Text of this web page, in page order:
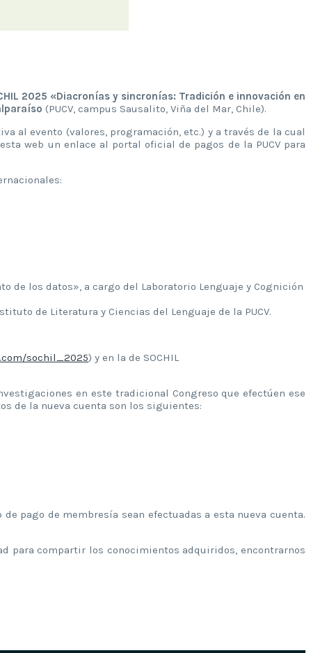
2025 «Diacronías y sincronías: Tradición e innovación en
(PUCV, campus Sausalito, Viña del Mar, Chile).
al evento (valores, programación, etc.) y a través de la cual
web un enlace al portal oficial de pagos de la PUCV para
de los datos», a cargo del Laboratorio Lenguaje y Cognición
de Literatura y Ciencias del Lenguaje de la PUCV.
sochil_2025) y en la de SOCHIL
en este tradicional Congreso que efectúen ese
de la nueva cuenta son los siguientes:
pago de membresía sean efectuadas a esta nueva cuenta.
para compartir los conocimientos adquiridos, encontrarnos